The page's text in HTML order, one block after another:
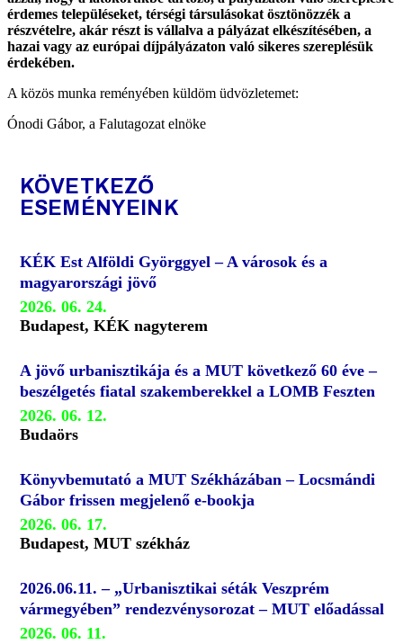
érdemes településeket, térségi társulásokat ösztönözzék a
részvételre, akár részt is vállalva a pályázat elkészítésében, a
hazai vagy az európai díjpályázaton való sikeres szereplésük
érdekében.
A közös munka reményében küldöm üdvözletemet:
Ónodi Gábor, a Falutagozat elnöke
KÖVETKEZŐ
ESEMÉNYEINK
KÉK Est Alföldi Györggyel – A városok és a
magyarországi jövő
2026. 06. 24.
Budapest, KÉK nagyterem
A jövő urbanisztikája és a MUT következő 60 éve –
beszélgetés fiatal szakemberekkel a LOMB Feszten
2026. 06. 12.
Budaörs
Könyvbemutató a MUT Székházában – Locsmándi
Gábor frissen megjelenő e-bookja
2026. 06. 17.
Budapest, MUT székház
2026.06.11. – „Urbanisztikai séták Veszprém
vármegyében” rendezvénysorozat – MUT előadással
2026. 06. 11.